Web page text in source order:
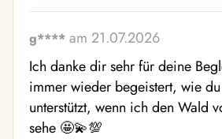
g**** am 21.07.2026
Ich danke dir sehr für deine
immer wieder begeistert, wie
unterstützt, wenn ich den Wald
sehe 🤩💫💯